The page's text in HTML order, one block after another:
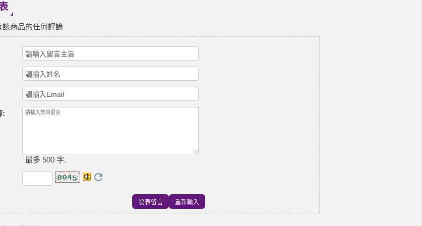
該商品的任何評論
:
最多 500 字.